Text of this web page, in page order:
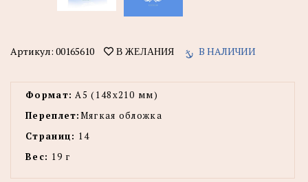
Артикул: 00165610 В ЖЕЛАНИЯ В НАЛИЧИИ
Формат: А5 (148x210 мм)
Переплет:Мягкая обложка
Страниц: 14
Вес: 19 г